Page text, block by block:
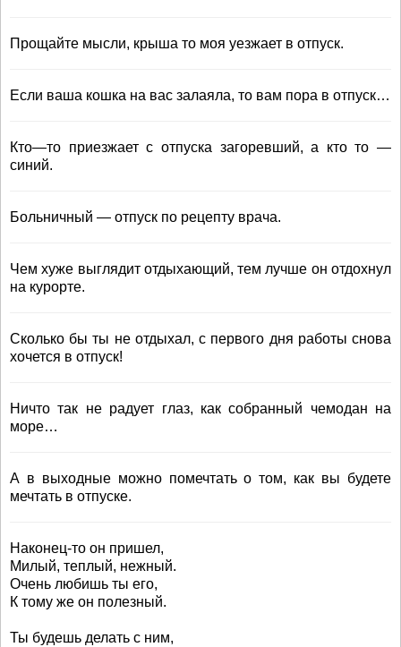
Прощайте мысли, крыша то моя уезжает в отпуск.
Если ваша кошка на вас залаяла, то вам пора в отпуск…
Кто—то приезжает с отпуска загоревший, а кто то —
синий.
Больничный — отпуск по рецепту врача.
Чем хуже выглядит отдыхающий, тем лучше он отдохнул
на курорте.
Сколько бы ты не отдыхал, с первого дня работы снова
хочется в отпуск!
Ничто так не радует глаз, как собранный чемодан на
море…
А в выходные можно помечтать о том, как вы будете
мечтать в отпуске.
Наконец-то он пришел,
Милый, теплый, нежный.
Очень любишь ты его,
К тому же он полезный.
Ты будешь делать с ним,